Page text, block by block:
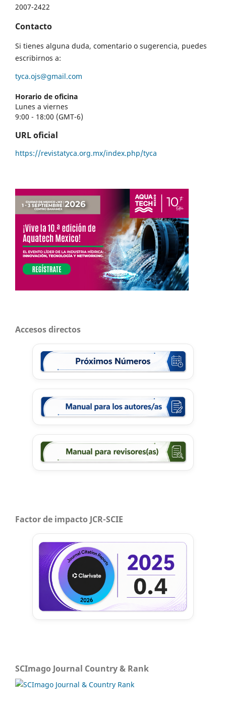
2007-2422
Contacto
Si tienes alguna duda, comentario o sugerencia, puedes
escribirnos a:
tyca.ojs@gmail.com
Horario de oficina
Lunes a viernes
9:00 - 18:00 (GMT-6)
URL oficial
https://revistatyca.org.mx/index.php/tyca
Accesos directos
Factor de impacto JCR-SCIE
SCImago Journal Country & Rank